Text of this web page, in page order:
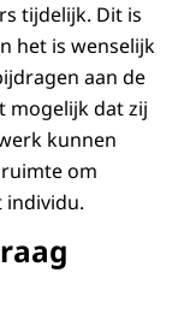
tijdelijk. Dit is
het is wenselijk
aan de
mogelijk dat zij
kunnen
om
individu.